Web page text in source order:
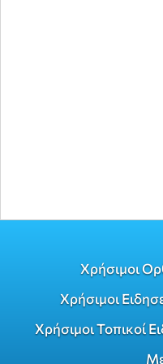
Χρήσιμοι
Χρήσιμοι
Χρήσιμοι Τοπικοί